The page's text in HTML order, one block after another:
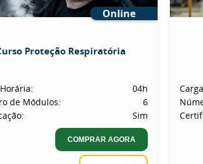
Online
Proteção Respiratória
04h
de Módulos:
6
Sim
COMPRAR AGORA